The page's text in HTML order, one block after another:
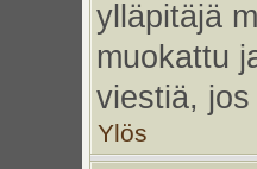
ylläpitäjä
muokattu
viestiä,
Ylös